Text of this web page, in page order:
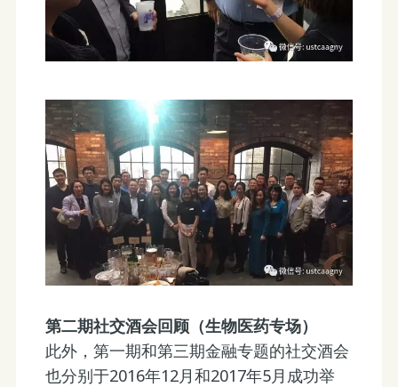
第二期社交酒会回顾（生物医药专场）
此外，第一期和第三期金融专题的社交酒会
也分别于2016年12月和2017年5月成功举